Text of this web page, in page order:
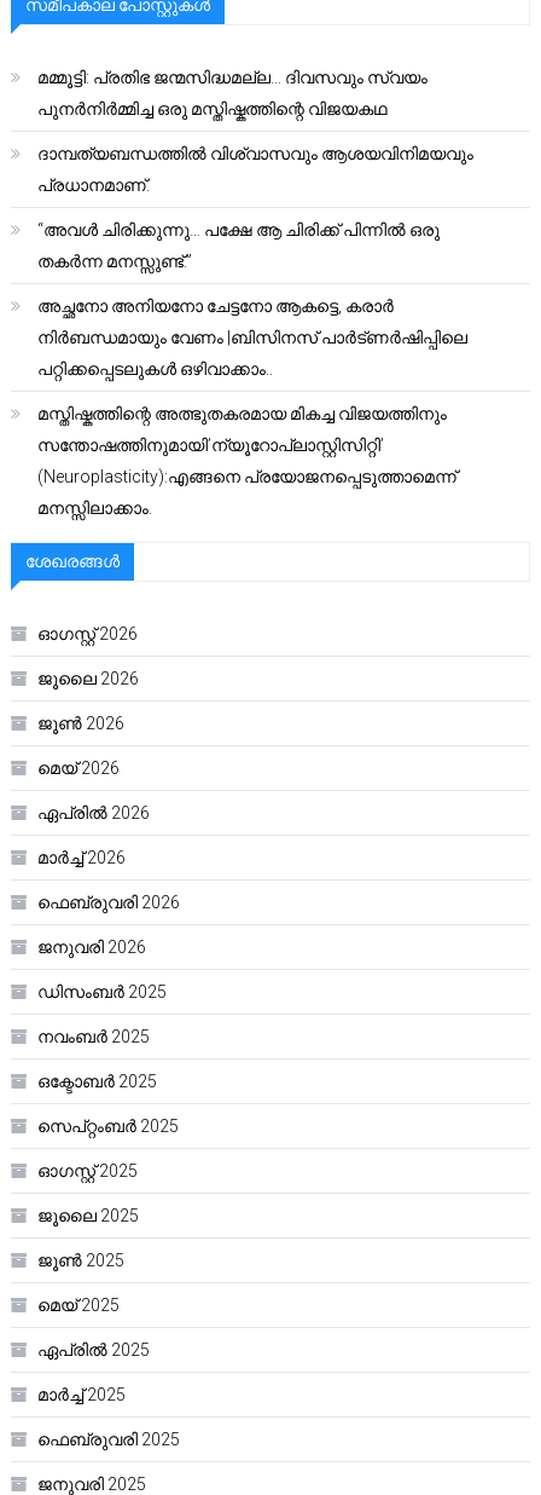
സമീപകാല പോസ്റ്റുകൾ
മമ്മൂട്ടി: പ്രതിഭ ജന്മസിദ്ധമല്ല… ദിവസവും സ്വയം
പുനർനിർമ്മിച്ച ഒരു മസ്തിഷ്കത്തിന്റെ വിജയകഥ
ദാമ്പത്യബന്ധത്തിൽ വിശ്വാസവും ആശയവിനിമയവും
പ്രധാനമാണ്.
“അവൾ ചിരിക്കുന്നു… പക്ഷേ ആ ചിരിക്ക് പിന്നിൽ ഒരു
തകർന്ന മനസ്സുണ്ട്.”
അച്ഛനോ അനിയനോ ചേട്ടനോ ആകട്ടെ, കരാർ
നിർബന്ധമായും വേണം |ബിസിനസ് പാർട്ണർഷിപ്പിലെ
പറ്റിക്കപ്പെടലുകൾ ഒഴിവാക്കാം..
മസ്തിഷ്കത്തിന്റെ അത്ഭുതകരമായ മികച്ച വിജയത്തിനും
സന്തോഷത്തിനുമായി’ന്യൂറോപ്ലാസ്റ്റിസിറ്റി’
(Neuroplasticity):എങ്ങനെ പ്രയോജനപ്പെടുത്താമെന്ന്
മനസ്സിലാക്കാം.
ശേഖരങ്ങൾ
ഓഗസ്റ്റ്‌ 2026
ജൂലൈ 2026
ജൂൺ 2026
മെയ്‌ 2026
ഏപ്രിൽ 2026
മാർച്ച്‌ 2026
ഫെബ്രുവരി 2026
ജനുവരി 2026
ഡിസംബർ 2025
നവംബർ 2025
ഒക്ടോബർ 2025
സെപ്റ്റംബർ 2025
ഓഗസ്റ്റ്‌ 2025
ജൂലൈ 2025
ജൂൺ 2025
മെയ്‌ 2025
ഏപ്രിൽ 2025
മാർച്ച്‌ 2025
ഫെബ്രുവരി 2025
ജനുവരി 2025